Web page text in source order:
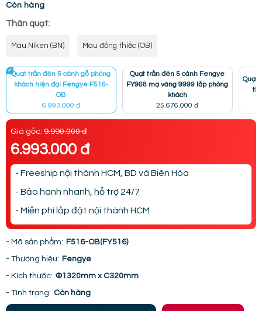
Còn hàng
Thân quạt:
Màu Niken (BN) Màu đồng thiếc (OB)
Quạt trần đèn 5 cánh gỗ phòng
khách hiện đại Fengye F516-
OB
6.993.000 đ
Quạt trần đèn 5 cánh Fengye
FY968 mạ vàng 9999 lắp phòng
khách
25.676.000 đ
Quạt
Giá gốc: 9.990.000 đ
6.993.000 đ
- Freeship nội thành HCM, BD và Biên Hòa
- Bảo hành nhanh, hỗ trợ 24/7
- Miễn phí lắp đặt nội thành HCM
- Mã sản phẩm: F516-OB(FY516)
- Thương hiệu: Fengye
- Kích thước: Φ1320mm x C320mm
- Tình trạng: Còn hàng